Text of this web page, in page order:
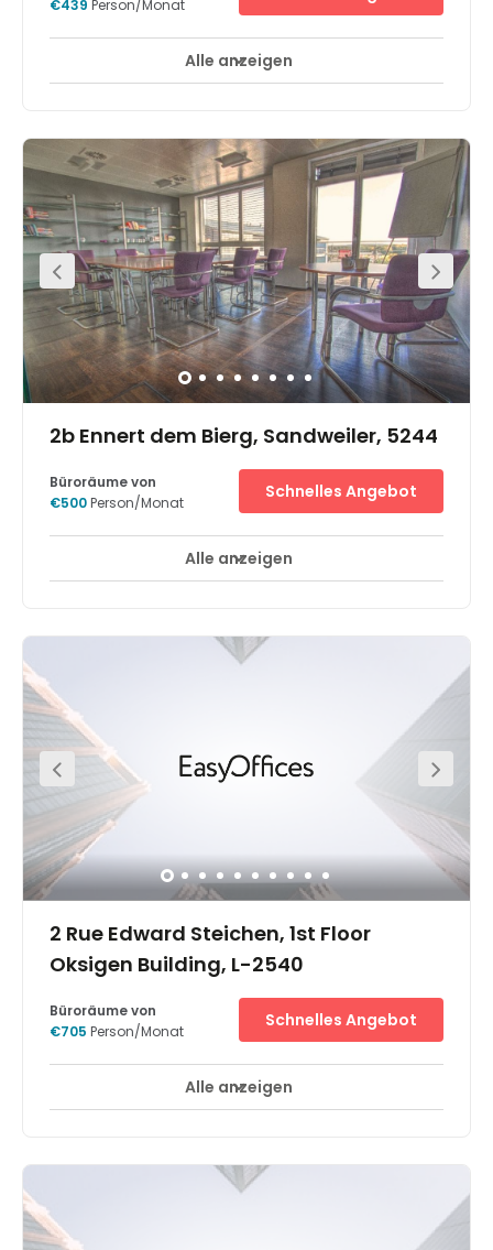
€439 Person/Monat
Alle anzeigen
2b Ennert dem Bierg, Sandweiler, 5244
24-Stunden-Zugang Break-Out Bereiche
Autobahnauffahrten nach Belgien, Deutschland und
Frankreich sowie dem Kirchberger Finanzbezirk. Im Viertel
Büroräume von
€500Person/Monat
Schnelles Angebot
Alle anzeigen
2 Rue Edward Steichen, 1st Floor
Oksigen Building, L-2540
Break-Out Bereiche Stadt/Stadtzentrum
oKsigen-Gebäude genutzt, ein modernes
Mehrzweckgebäude mit großen Konferenz- und
beeindruckenden eKinox-Gebäude überragt dieser
Bürobau das malerische Kirchberg und bietet so einen
Büroräume von
€705 Person/Monat
Schnelles Angebot
Alle anzeigen